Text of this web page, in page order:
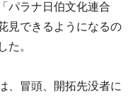
パラナ日伯文化連合
見できるようになるの
た。
、冒頭、開拓先没者に